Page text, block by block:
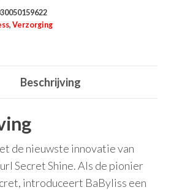
, Verzorging
Beschrijving
de nieuwste innovatie van
Secret Shine. Als de pionier
introduceert BaByliss een